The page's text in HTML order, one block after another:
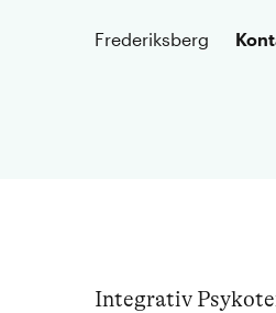
Frederiksberg
Integrativ